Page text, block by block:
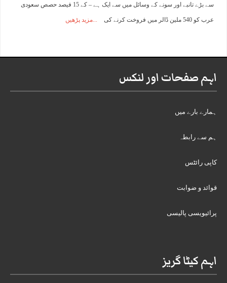
سے بڑے تانبے اور سونے کے وسائل میں سے ایک ہے – کے 15 فیصد حصص سعودی
عرب کو 540 ملین ڈالر میں فروخت کرنے کی مزید پڑھیں
اہم صفحات اور لنکس
ہمارے بارے میں
ہم سے رابطہ
کاپی رائٹس
قوائد و ضوابت
پرائیویسی پالیسی
اہم کیٹا گریز